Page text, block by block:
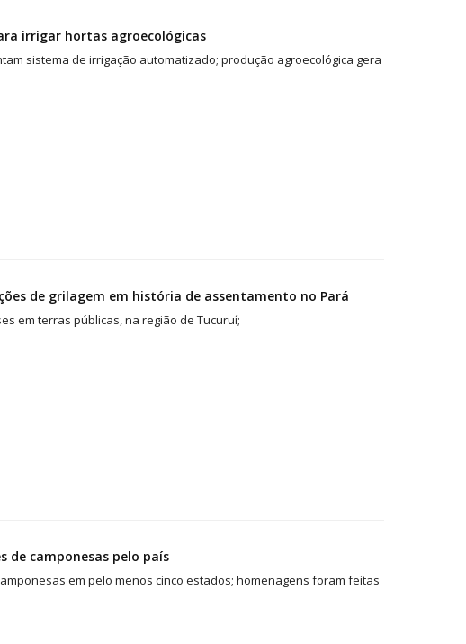
irrigar hortas agroecológicas
sistema de irrigação automatizado; produção agroecológica gera
de grilagem em história de assentamento no Pará
em terras públicas, na região de Tucuruí;
de camponesas pelo país
em pelo menos cinco estados; homenagens foram feitas